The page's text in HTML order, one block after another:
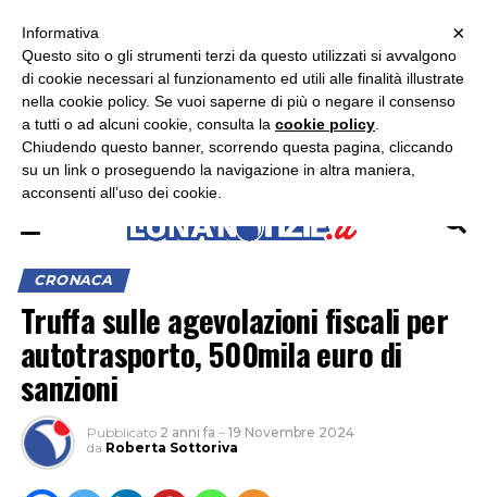
ASCOLTA RADIO LUNA
CRONACA
Truffa sulle agevolazioni fiscali per
autotrasporto, 500mila euro di
sanzioni
Pubblicato 2 anni fa – 19 Novembre 2024
da Roberta Sottoriva
×
×
Informativa
Questo sito o gli strumenti terzi da questo utilizzati si avvalgono
di cookie necessari al funzionamento ed utili alle finalità illustrate
nella cookie policy. Se vuoi saperne di più o negare il consenso
a tutti o ad alcuni cookie, consulta la cookie policy
Chiudendo questo banner, scorrendo questa pagina, cliccando
su un link o proseguendo la navigazione in altra maniera,
acconsenti all’uso dei cookie.